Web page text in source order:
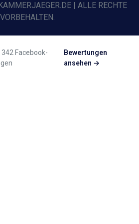
| ALLE RECHTE
VORBEHALTEN.
342 Facebook-
Bewertungen
ansehen →